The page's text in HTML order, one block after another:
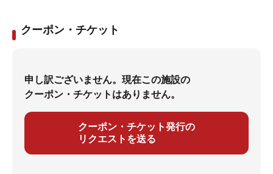
クーポン・チケット
申し訳ございません。現在この施設の
クーポン・チケットはありません。
クーポン・チケット発行の
リクエストを送る